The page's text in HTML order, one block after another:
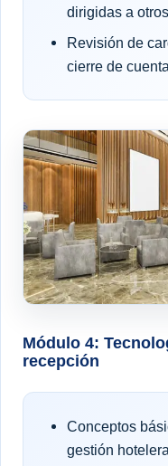
dirigidas a
Revisión de
cierre de
Módulo 4:
recepción
Conceptos
gestión